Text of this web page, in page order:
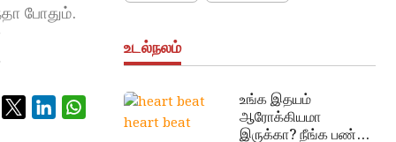
போதும்.
உடல்நலம்
heart beat
உங்க இதயம்
ஆரோக்கியமா
இருக்கா? நீங்க பண்ண